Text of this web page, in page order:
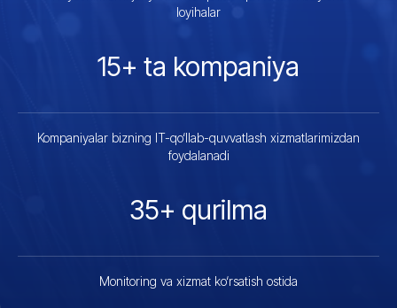
loyihalar
15+ ta kompaniya
Kompaniyalar bizning IT-qo‘llab-quvvatlash xizmatlarimizdan
foydalanadi
35+ qurilma
Monitoring va xizmat ko‘rsatish ostida